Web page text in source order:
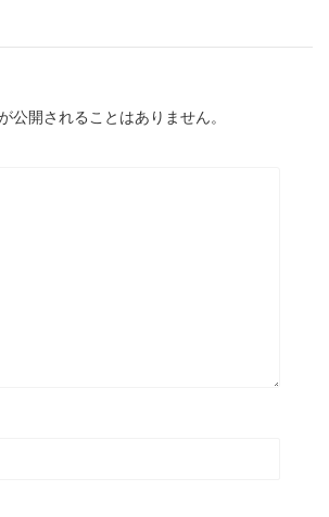
公開されることはありません。